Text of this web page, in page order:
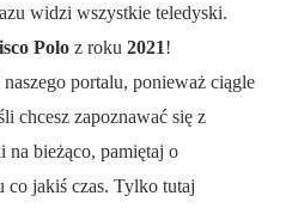
widzi wszystkie teledyski.
Polo z roku 2021!
portalu, ponieważ ciągle
chcesz zapoznawać się z
na bieżąco, pamiętaj o
co jakiś czas. Tylko tutaj